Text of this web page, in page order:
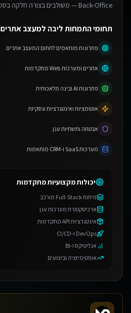
Back-Office — משולבים בצורה חלקה בסטאק הקיים שלכם.
תחומי התמחות ליבה למעצב אתרים
פתרונות מותאמים לתחום המעצב אתרים
אתרים ומערכות Web מתקדמות
פתרונות AI ובינה מלאכותית
אוטומציות ואינטגרציות עסקיות
אבטחה ותשתיות ענן
מערכות SaaS ו-CRM מותאמות
יכולות מקצועיות מתקדמות
פיתוח Full-Stack מורכב
ארכיטקטורת מערכות ענן
אינטגרציות API מתקדמות
DevOps ו-CI/CD
אנליטיקס ו-BI
אופטימיזציה וביצועים